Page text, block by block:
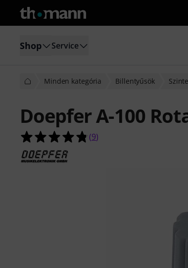
Shop Service
Minden kategória Billentyűsök
Doepfer A-100
4.8/5 csillag, összesen 9
(9)